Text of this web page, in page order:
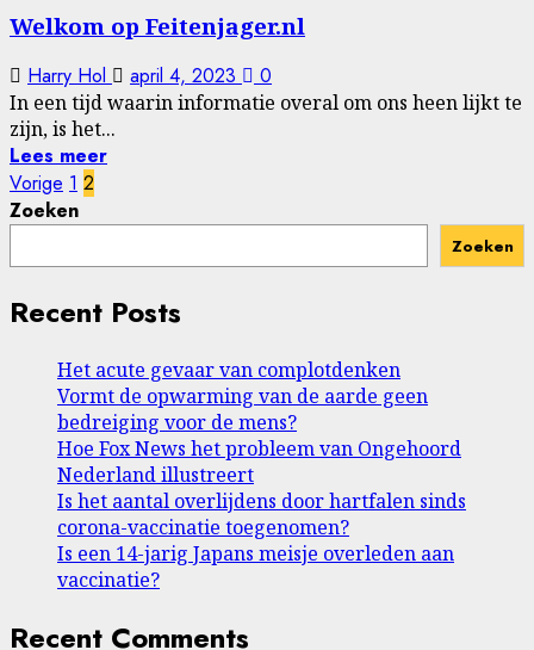
Welkom op Feitenjager.nl
Harry Hol april 4, 2023 0
In een tijd waarin informatie overal om ons heen lijkt te
zijn, is het...
Lees meer
Berichten
paginering
Vorige 1 2
Zoeken
Zoeken
Recent Posts
Het acute gevaar van complotdenken
Vormt de opwarming van de aarde geen
bedreiging voor de mens?
Hoe Fox News het probleem van Ongehoord
Nederland illustreert
Is het aantal overlijdens door hartfalen sinds
corona-vaccinatie toegenomen?
Is een 14-jarig Japans meisje overleden aan
vaccinatie?
Recent Comments